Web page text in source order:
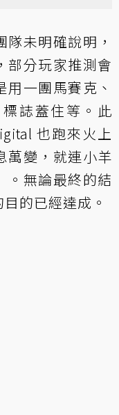
未明確說明，
部分玩家推測會
一團馬賽克、
誌蓋住等。此
也跑來火上
萬變，就連小羊
。無論最終的結
的已經達成。